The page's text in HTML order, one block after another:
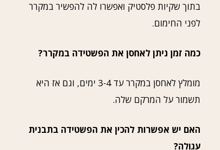
בתוך שקיות פלסטיק ואפשרו לה להפשיר במקרר
לפני החימום.
כמה זמן ניתן לאחסן את הפשטידה במקרר?
מומלץ לאחסן במקרר עד 3-4 ימים, וגם אז היא
תשמור על המרקם שלה.
האם יש אפשרות להכין את הפשטידה בתבנית
עגולה?